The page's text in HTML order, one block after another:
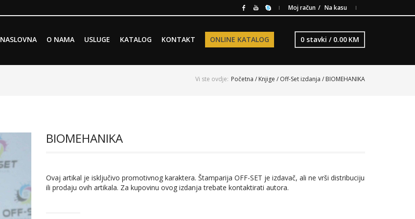
Moj račun Na kasu
Skip to primary content
Skip to secondary content
NASLOVNA O NAMA USLUGE KATALOG KONTAKT ONLINE KATALOG 0 stavki / 0.00 KM
Vi ste ovdje: Početna / Knjige / Off-Set izdanja / BIOMEHANIKA
BIOMEHANIKA
Ovaj artikal je isključivo promotivnog karaktera. Štamparija OFF-SET je izdavač, ali ne vrši distribuciju
ili prodaju ovih artikala. Za kupovinu ovog izdanja trebate kontaktirati autora.